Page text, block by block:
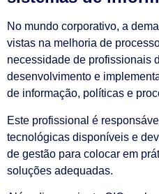
No mundo corporativo, a
vistas na melhoria de
necessidade de profissionais
desenvolvimento e
de informação, políticas e
Este profissional é
tecnológicas disponíveis e
de gestão para colocar em
soluções adequadas.